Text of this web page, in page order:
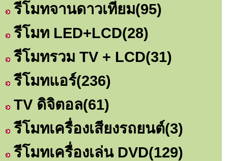
รีโมทจานดาวเทียม(95)
รีโมท LED+LCD(28)
รีโมทรวม TV + LCD(31)
รีโมทแอร์(236)
TV ดิจิตอล(61)
รีโมทเครื่องเสียงรถยนต์(3)
รีโมทเครื่องเล่น DVD(129)